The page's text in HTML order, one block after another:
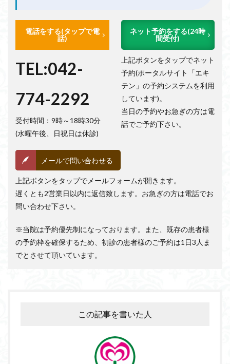
電話をする(タップで電
話)
TEL:042-
774-2292
受付時間：9時～18時30分
(水曜午後、日祝日は休診)
ネット予約をする(24時
間受付)
上記ボタンをタップでネット
予約(ポータルサイト「エキ
テン」の予約システムを利用
しています)。
当日の予約やお急ぎの方は電
話でご予約下さい。
メールで問い合わせる
上記ボタンをタップでメールフォームが開きます。
遅くとも2営業日以内に返信致します。お急ぎの方は電話でお
問い合わせ下さい。
※当院は予約優先制になっております。また、既存の患者様
の予約枠を確保するため、初診の患者様のご予約は1日3人ま
でとさせて頂いています。
この記事を書いた人